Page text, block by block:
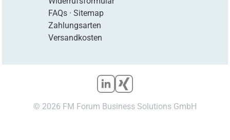
FAQs· Sitemap
Zahlungsarten
Versandkosten
© 2026 FM Forum Business Solutions GmbH